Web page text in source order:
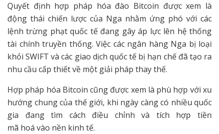
Quyết định hợp pháp hóa đào Bitcoin được xem là
động thái chiến lược của Nga nhằm ứng phó với các
lệnh trừng phạt quốc tế đang gây áp lực lên hệ thống
tài chính truyền thống. Việc các ngân hàng Nga bị loại
khỏi SWIFT và các giao dịch quốc tế bị hạn chế đã tạo ra
nhu cầu cấp thiết về một giải pháp thay thế.
Hợp pháp hóa Bitcoin cũng được xem là phù hợp với xu
hướng chung của thế giới, khi ngày càng có nhiều quốc
gia đang tìm cách điều chỉnh và tích hợp tiền
mã hoá vào nền kinh tế.